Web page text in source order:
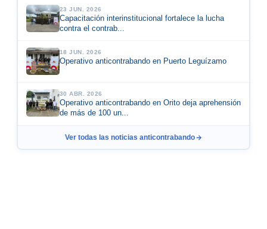
23 JUN. 2026
Capacitación interinstitucional fortalece la lucha
contra el contrab...
18 JUN. 2026
Operativo anticontrabando en Puerto Leguízamo
30 ABR. 2026
Operativo anticontrabando en Orito deja aprehensión
de más de 100 un...
Ver todas las noticias anticontrabando